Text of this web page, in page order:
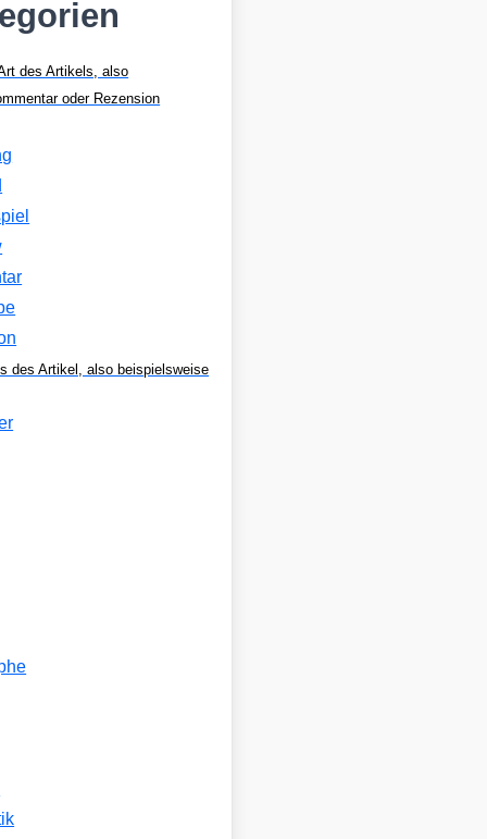
des Artikels, also
oder Rezension
des Artikel, also beispielsweise